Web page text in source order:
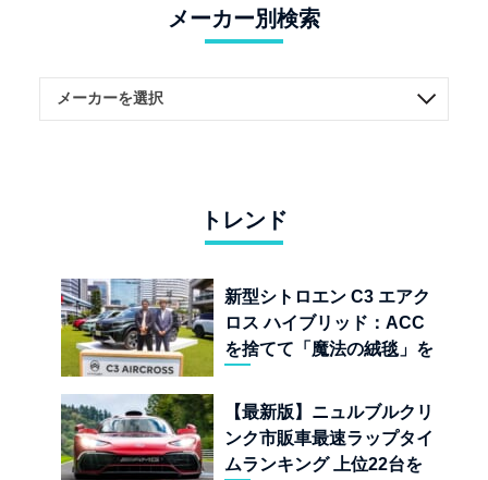
メーカー別検索
トレンド
新型シトロエン C3 エアク
ロス ハイブリッド：ACC
を捨てて「魔法の絨毯」を
児
【最新版】ニュルブルクリ
ンク市販車最速ラップタイ
ムランキング 上位22台を